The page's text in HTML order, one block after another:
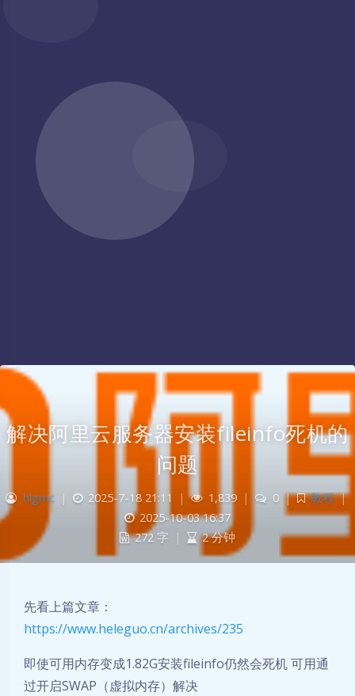
解决阿里云服务器安装fileinfo死机的
问题
hlgmc | 2025-7-18 21:11 | 1,839 | 0 | 教程 |
2025-10-03 16:37
272 字
| 2 分钟
先看上篇文章：
https://www.heleguo.cn/archives/235
即使可用内存变成1.82G安装fileinfo仍然会死机 可用通
过开启SWAP（虚拟内存）解决